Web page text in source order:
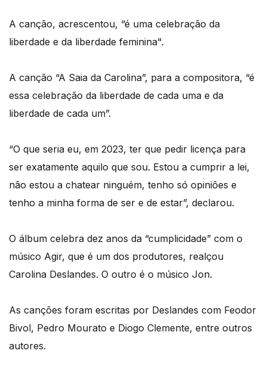
A canção, acrescentou, “é uma celebração da
liberdade e da liberdade feminina".
A canção “A Saia da Carolina”, para a compositora, “é
essa celebração da liberdade de cada uma e da
liberdade de cada um”.
“O que seria eu, em 2023, ter que pedir licença para
ser exatamente aquilo que sou. Estou a cumprir a lei,
não estou a chatear ninguém, tenho só opiniões e
tenho a minha forma de ser e de estar”, declarou.
O álbum celebra dez anos da “cumplicidade” com o
músico Agir, que é um dos produtores, realçou
Carolina Deslandes. O outro é o músico Jon.
As canções foram escritas por Deslandes com Feodor
Bivol, Pedro Mourato e Diogo Clemente, entre outros
autores.